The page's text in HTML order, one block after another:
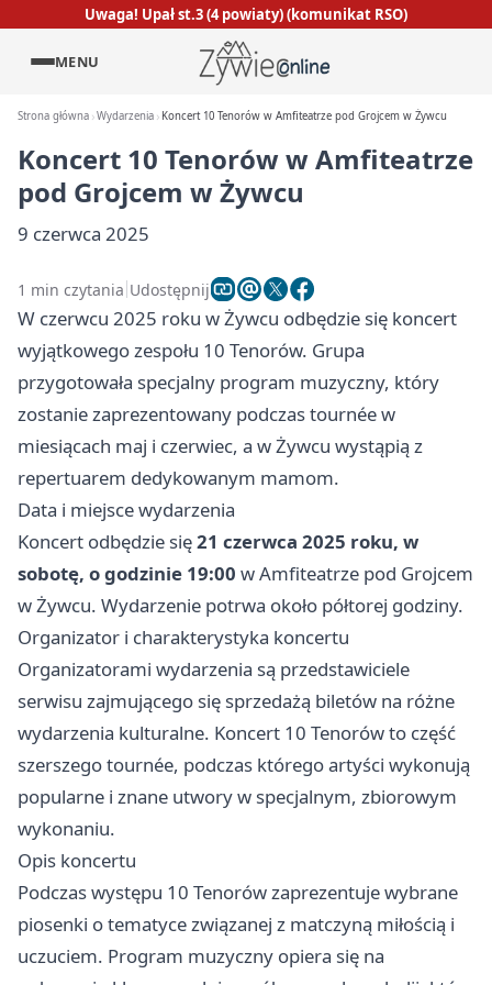
Uwaga! Upał st.3 (4 powiaty) (komunikat RSO)
MENU
Strona główna Wydarzenia Koncert 10 Tenorów w Amfiteatrze pod Grojcem w Żywcu
Koncert 10 Tenorów w Amfiteatrze
pod Grojcem w Żywcu
9 czerwca 2025
1 min czytania Udostępnij
W czerwcu 2025 roku w Żywcu odbędzie się koncert
wyjątkowego zespołu 10 Tenorów. Grupa
przygotowała specjalny program muzyczny, który
zostanie zaprezentowany podczas tournée w
miesiącach maj i czerwiec, a w Żywcu wystąpią z
repertuarem dedykowanym mamom.
Data i miejsce wydarzenia
Koncert odbędzie się21 czerwca 2025 roku, w
sobotę, o godzinie 19:00 w Amfiteatrze pod Grojcem
w Żywcu. Wydarzenie potrwa około półtorej godziny.
Organizator i charakterystyka koncertu
Organizatorami wydarzenia są przedstawiciele
serwisu zajmującego się sprzedażą biletów na różne
wydarzenia kulturalne. Koncert 10 Tenorów to część
szerszego tournée, podczas którego artyści wykonują
popularne i znane utwory w specjalnym, zbiorowym
wykonaniu.
Opis koncertu
Podczas występu 10 Tenorów zaprezentuje wybrane
piosenki o tematyce związanej z matczyną miłością i
uczuciem. Program muzyczny opiera się na